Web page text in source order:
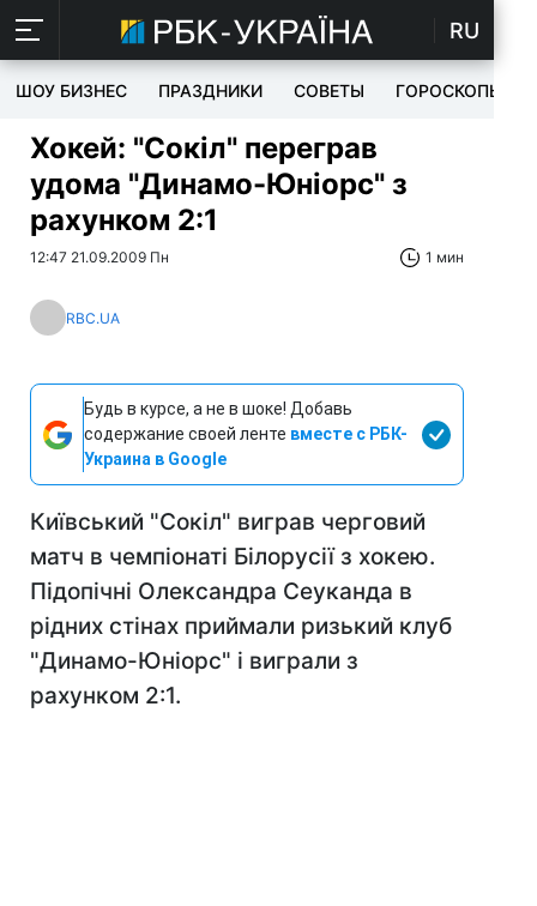
RU
ШОУ БИЗНЕС ПРАЗДНИКИ СОВЕТЫ ГОРОСКОПЫ
Хокей: "Сокіл" переграв
удома "Динамо-Юніорс" з
рахунком 2:1
12:47 21.09.2009 Пн 1 мин
RBC.UA
Будь в курсе, а не в шоке! Добавь
содержание своей ленте вместе с РБК-
Украина в Google
Київський "Сокіл" виграв черговий
матч в чемпіонаті Білорусії з хокею.
Підопічні Олександра Сеуканда в
рідних стінах приймали ризький клуб
"Динамо-Юніорс" і виграли з
рахунком 2:1.